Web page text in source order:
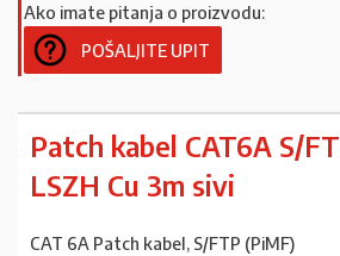
Ako imate pitanja o proizvodu:
POŠALJITE UPIT
Patch kabel CAT6A S/
LSZH Cu 3m sivi
CAT 6A Patch kabel, S/FTP (PiMF)